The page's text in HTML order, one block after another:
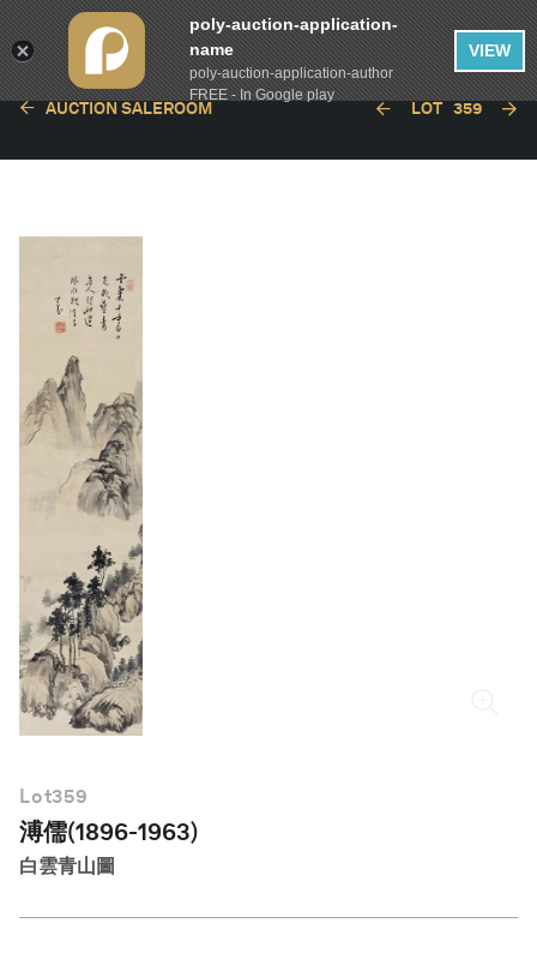
繁體中文
AUCTION SALEROOM LOT 359
Lot359
溥儒(1896-1963)
白雲青山圖
poly-auction-application-
name
poly-auction-application-author
FREE - In Google play
VIEW